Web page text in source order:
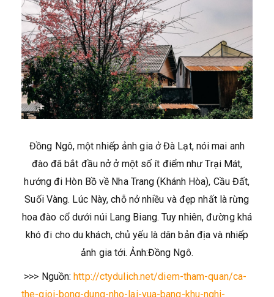
Đồng Ngô, một nhiếp ảnh gia ở Đà Lạt, nói mai anh
đào đã bắt đầu nở ở một số ít điểm như Trại Mát,
hướng đi Hòn Bồ về Nha Trang (Khánh Hòa), Cầu Đất,
Suối Vàng. Lúc Này, chỗ nở nhiều và đẹp nhất là rừng
hoa đào cổ dưới núi Lang Biang. Tuy nhiên, đường khá
khó đi cho du khách, chủ yếu là dân bản địa và nhiếp
ảnh gia tới. Ảnh:Đồng Ngô.
>>> Nguồn: http://ctydulich.net/diem-tham-quan/ca-
the-gioi-bong-dung-nho-lai-vua-bang-khu-nghi-